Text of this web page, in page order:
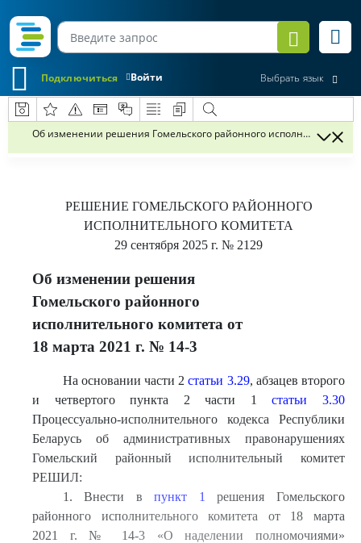
Войти
Подключиться Выбрать язык
Об изменении решения Гомельского районного исполнительного
РЕШЕНИЕ ГОМЕЛЬСКОГО РАЙОННОГО
ИСПОЛНИТЕЛЬНОГО КОМИТЕТА
29 сентября 2025 г. № 2129
Об изменении решения
Гомельского районного
исполнительного комитета от
18 марта 2021 г. № 14-3
На основании части 2статьи 3.29, абзацев второго
и четвертого пункта 2 части 1статьи 3.30
Процессуально-исполнительного кодекса Республики
Беларусь об административных правонарушениях
Гомельский районный исполнительный комитет
РЕШИЛ:
1. Внести впункт 1
решения Гомельского
районного исполнительного комитета от 18 марта
2021 г. № 14-3 «О наделении полномочиями»